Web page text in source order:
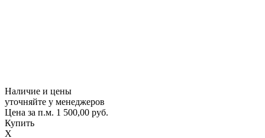
Наличие и цены
уточняйте у менеджеров
Цена за п.м. 1 500,00 руб.
Купить
X